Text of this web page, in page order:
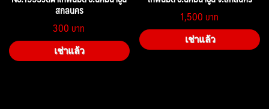
สกลนคร
300
เช่าแล้ว
1,500
เช่าแล้ว